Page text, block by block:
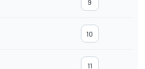
9
10
11